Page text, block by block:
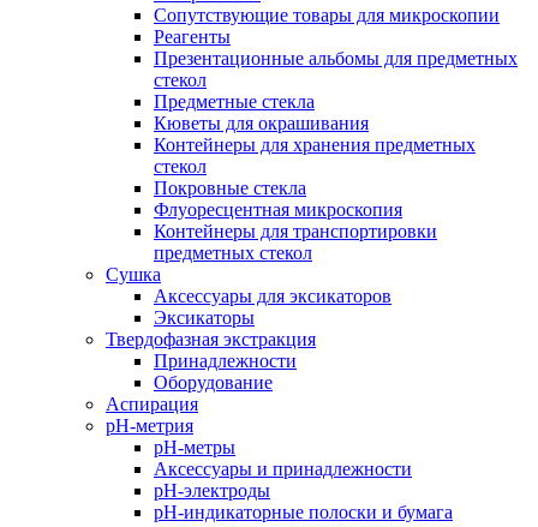
Сопутствующие товары для микроскопии
Реагенты
Презентационные альбомы для предметных
стекол
Предметные стекла
Кюветы для окрашивания
Контейнеры для хранения предметных
стекол
Покровные стекла
Флуоресцентная микроскопия
Контейнеры для транспортировки
предметных стекол
Сушка
Аксессуары для эксикаторов
Эксикаторы
Твердофазная экстракция
Принадлежности
Оборудование
Аспирация
pH-метрия
pH-метры
Аксессуары и принадлежности
pH-электроды
pH-индикаторные полоски и бумага